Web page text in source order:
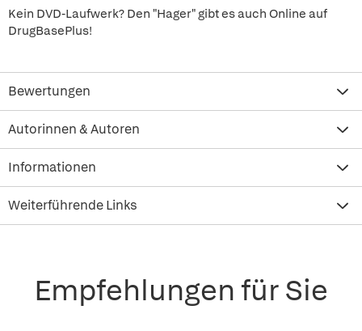
Kein DVD-Laufwerk? Den "Hager" gibt es auch Online auf
DrugBasePlus!
Bewertungen
Autorinnen & Autoren
Informationen
Weiterführende Links
Empfehlungen für Sie